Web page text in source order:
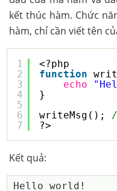
kết thúc hàm. Chức
hàm, chỉ cần viết tên
1
2
3
4
5
6
7
<?php
function
echo
}
writeMsg();
?>
Kết quả: